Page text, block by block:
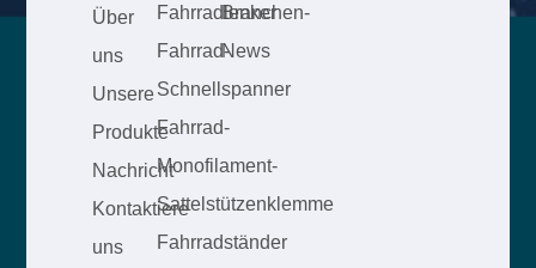
Über
uns
Unsere
Produkte
Nachricht
Kontaktiere
uns
Fahrradlenker
Fahrrad-
Schnellspanner
Fahrrad-
Monofilament-
Sattelstützenklemme
Fahrradständer
Branchen-
News